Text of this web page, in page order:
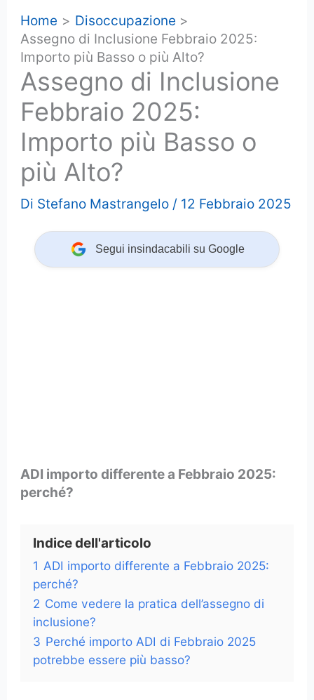
Home
Disoccupazione
Assegno di Inclusione Febbraio 2025:
Importo più Basso o più Alto?
Assegno di Inclusione
Febbraio 2025:
Importo più Basso o
più Alto?
Di Stefano Mastrangelo / 12 Febbraio 2025
Segui insindacabili su Google
ADI importo differente a Febbraio 2025:
perché?
Indice dell'articolo
1 ADI importo differente a Febbraio 2025:
perché?
2 Come vedere la pratica dell’assegno di
inclusione?
3 Perché importo ADI di Febbraio 2025
potrebbe essere più basso?